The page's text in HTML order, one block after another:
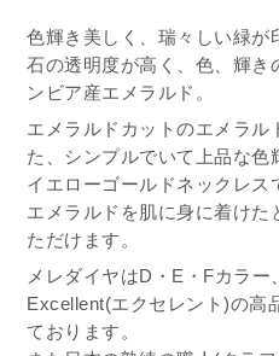
色輝き美しく、瑞々しい緑が
石の透明度が高く、色、輝き
ンビア産エメラルド。
エメラルドカットのエメラル
た、シンプルでいて上品な
イエローゴールドネックレス
エメラルドを肌に身に着けた
ただけます。
メレダイヤはD・E・Fカラ
Excellent(エクセレント)の高
ております。